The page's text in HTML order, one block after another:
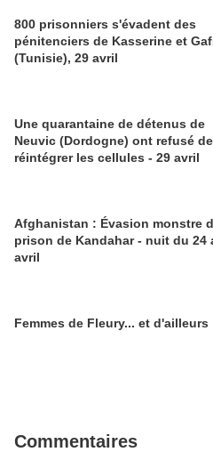
800 prisonniers s'évadent des
pénitenciers de Kasserine et
(Tunisie), 29 avril
Une quarantaine de détenus de
Neuvic (Dordogne) ont refusé de
réintégrer les cellules - 29 avril
Afghanistan : Évasion monstre
prison de Kandahar - nuit du 24
avril
Femmes de Fleury... et d'ailleurs
Commentaires